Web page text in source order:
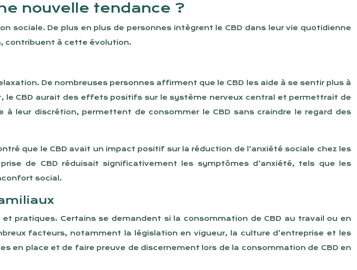
nouvelle tendance ?
sociale. De plus en plus de personnes intègrent le CBD dans leur vie quotidienne
contribuent à cette évolution.
De nombreuses personnes affirment que le CBD les aide à se sentir plus à
le CBD aurait des effets positifs sur le système nerveux central et permettrait de
à leur discrétion, permettent de consommer le CBD sans craindre le regard des
que le CBD avait un impact positif sur la réduction de l’anxiété sociale chez les
de CBD réduisait significativement les symptômes d’anxiété, tels que les
social.
pratiques. Certains se demandent si la consommation de CBD au travail ou en
facteurs, notamment la législation en vigueur, la culture d’entreprise et les
en place et de faire preuve de discernement lors de la consommation de CBD en